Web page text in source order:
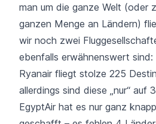
man um die ganze Welt (oder
ganzen Menge an Ländern)
wir noch zwei
ebenfalls erwähnenswert sind:
Ryanair fliegt stolze 225
allerdings sind diese „nur“ auf
EgyptAir hat es nur ganz